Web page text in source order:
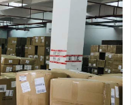
伊朗快递
深圳国际快递公司
深圳国际快递电话